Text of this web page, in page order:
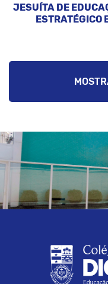
JESUÍTA DE
ESTRATÉGICO